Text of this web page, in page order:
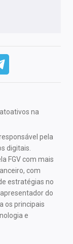
na
pela
digitais.
FGV com mais
com
estratégias no
do
os principais
e